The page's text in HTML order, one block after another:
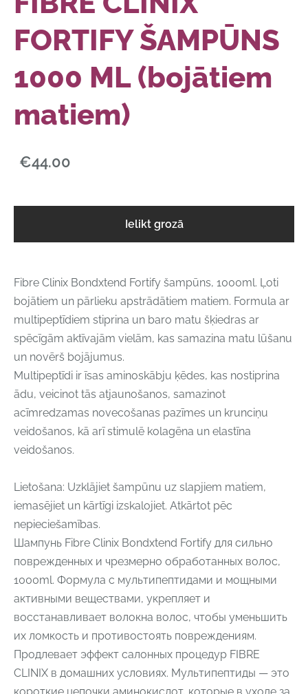
FORTIFY ŠAMPŪNS
1000 ML (bojātiem
matiem)
€44.00
Ielikt grozā
Fibre Clinix Bondxtend Fortify šampūns, 1000ml. Ļoti
bojātiem un pārlieku apstrādātiem matiem. Formula ar
multipeptīdiem stiprina un baro matu šķiedras ar
spēcīgām aktīvajām vielām, kas samazina matu lūšanu
un novērš bojājumus.
Multipeptīdi ir īsas aminoskābju ķēdes, kas nostiprina
ādu, veicinot tās atjaunošanos, samazinot
acīmredzamas novecošanas pazīmes un krunciņu
veidošanos, kā arī stimulē kolagēna un elastīna
veidošanos.
Lietošana: Uzklājiet šampūnu uz slapjiem matiem,
iemasējiet un kārtīgi izskalojiet. Atkārtot pēc
nepieciešamības.
Шампунь Fibre Clinix Bondxtend Fortify для сильно
поврежденных и чрезмерно обработанных волос,
1000ml. Формула с мультипептидами и мощными
активными веществами, укрепляет и
восстанавливает волокна волос, чтобы уменьшить
их ломкость и противостоять повреждениям.
Продлевает эффект салонных процедур FIBRE
CLINIX в домашних условиях. Мультипептиды — это